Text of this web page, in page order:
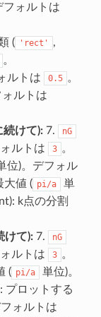
フォルトは
( 'rect' ,
。
ルトは 0.5 。
ォルトは
続けて):7. nG
ルトは 3 。
位)。デフォル
大値 ( pi/a
単
k点の分割
けて):7. nG
ルトは 3 。
( pi/a
単位)。
プロットする
ォルトは